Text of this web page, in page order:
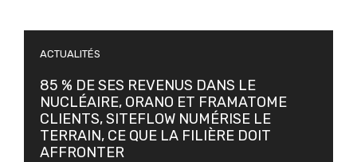
ACTUALITÉS
85 % DE SES REVENUS DANS LE
NUCLÉAIRE, ORANO ET FRAMATOME
CLIENTS, SITEFLOW NUMÉRISE LE
TERRAIN, CE QUE LA FILIÈRE DOIT
AFFRONTER